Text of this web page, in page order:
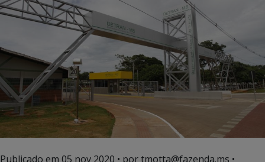
Publicado em 05 nov 2020 • por tmotta@fazenda.ms •